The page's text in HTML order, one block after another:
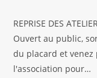
REPRISE DES
Ouvert au public,
du placard et venez
l'association pour…